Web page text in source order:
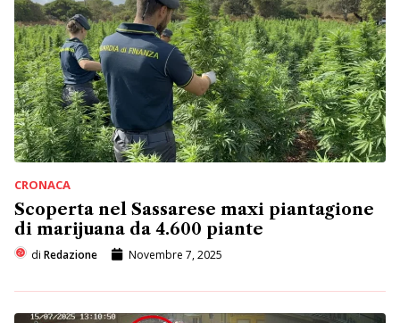
CRONACA
Scoperta nel Sassarese maxi piantagione
di marijuana da 4.600 piante
di Redazione Novembre 7, 2025